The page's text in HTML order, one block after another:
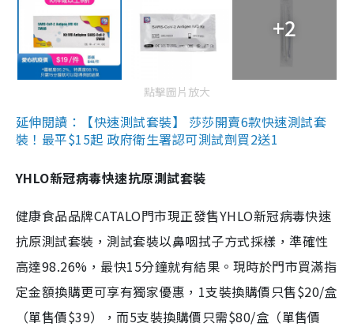
+2
點擊圖片放大
延伸閱讀：【快速測試套裝】 莎莎開賣6款快速測試套
裝！最平$15起 政府衛生署認可測試劑買2送1
YHLO新冠病毒快速抗原測試套裝
健康食品品牌CATALO門市現正發售YHLO新冠病毒快速
抗原測試套裝，測試套裝以鼻咽拭子方式採樣，準確性
高達98.26%，最快15分鐘就有結果。現時於門市買滿指
定金額換購更可享有獨家優惠，1支裝換購價只售$20/盒
（單售價$39），而5支裝換購價只需$80/盒（單售價